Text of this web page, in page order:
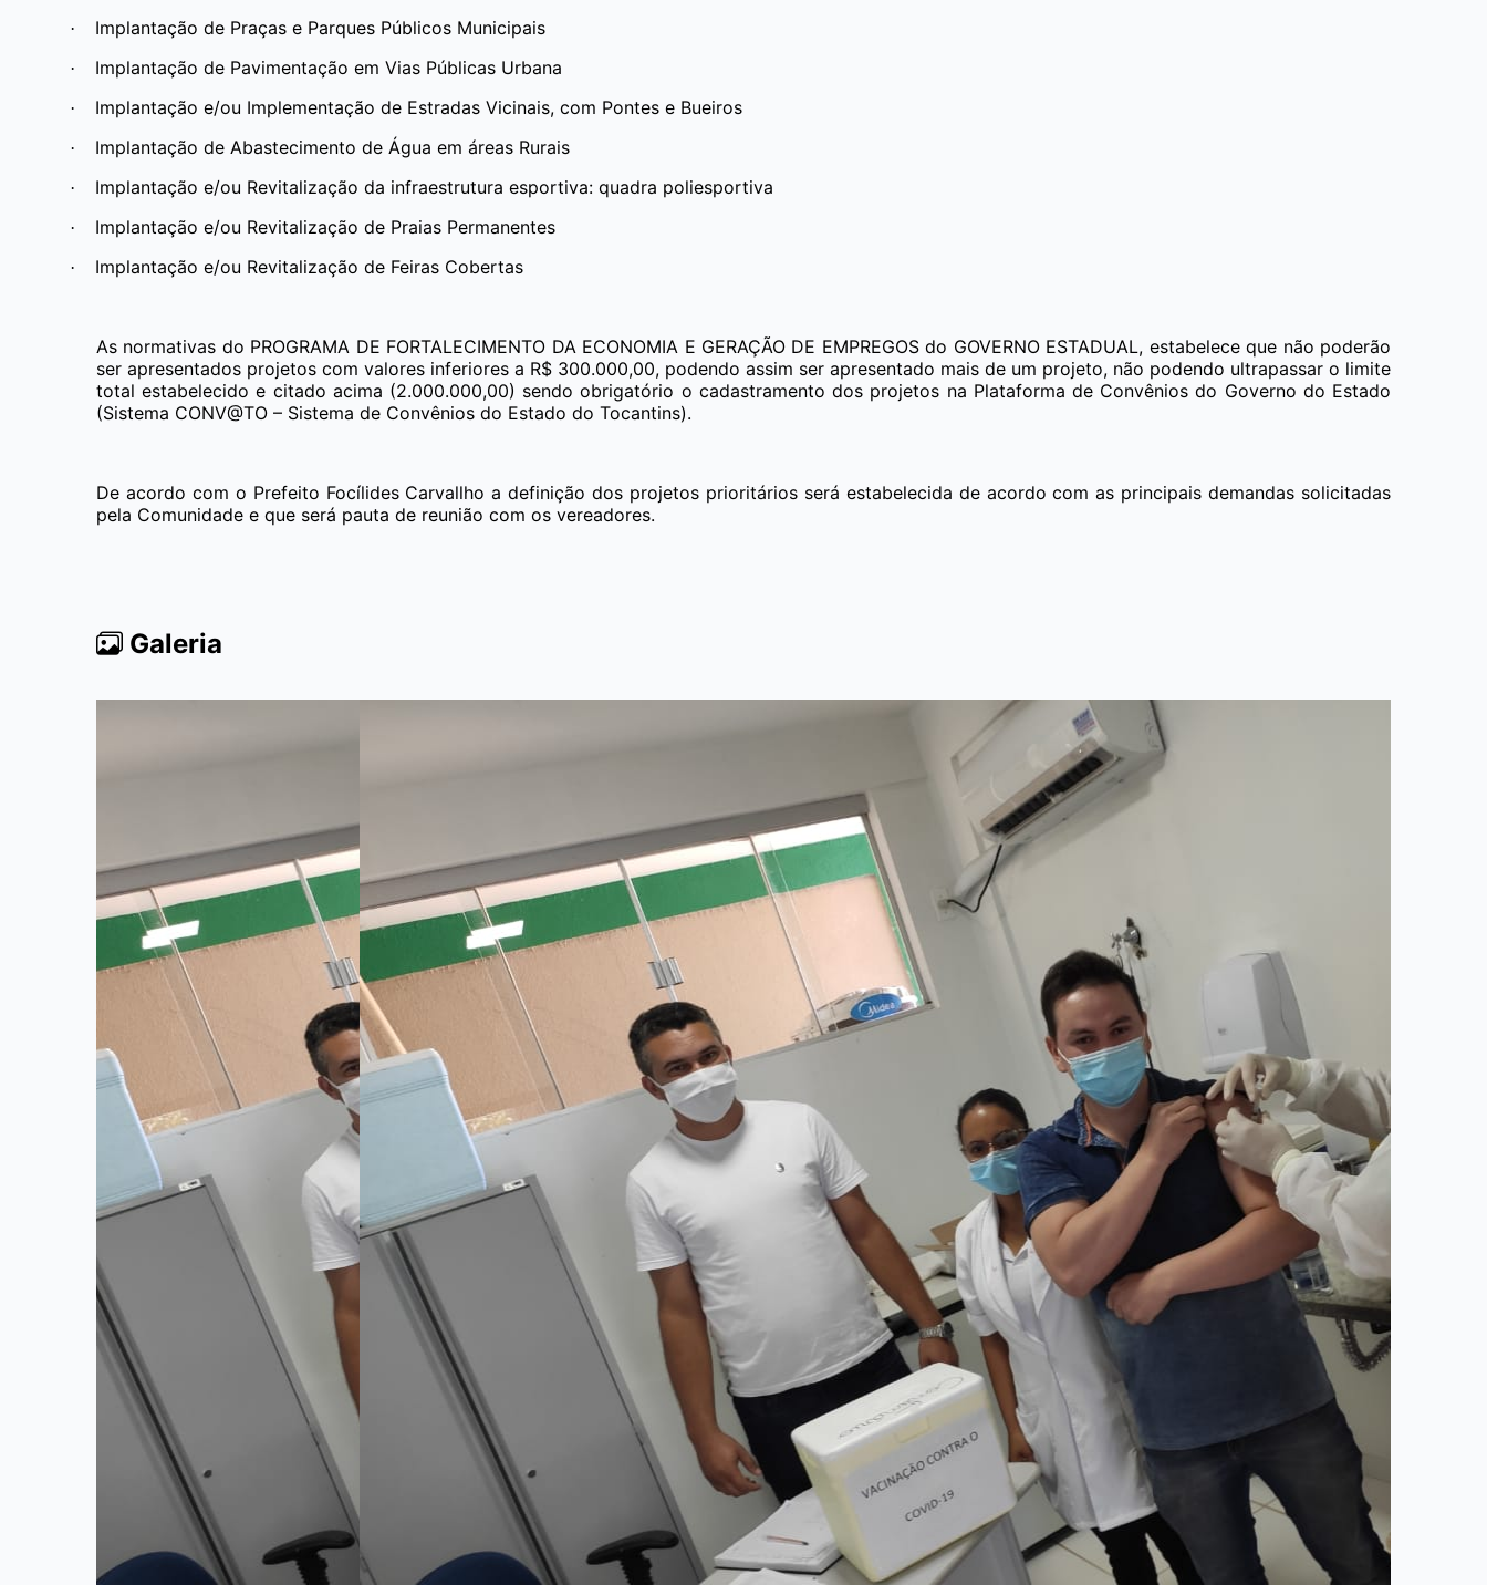
· Implantação de Praças e Parques Públicos Municipais
· Implantação de Pavimentação em Vias Públicas Urbana
· Implantação e/ou Implementação de Estradas Vicinais, com Pontes e Bueiros
· Implantação de Abastecimento de Água em áreas Rurais
· Implantação e/ou Revitalização da infraestrutura esportiva: quadra poliesportiva
· Implantação e/ou Revitalização de Praias Permanentes
· Implantação e/ou Revitalização de Feiras Cobertas
As normativas do PROGRAMA DE FORTALECIMENTO DA ECONOMIA E GERAÇÃO DE EMPREGOSdo GOVERNO ESTADUAL, estabelece que não poderão
ser apresentados projetos com valores inferiores a R$ 300.000,00, podendo assim ser apresentado mais de um projeto, não podendo ultrapassar o limite
total estabelecido e citado acima (2.000.000,00) sendo obrigatório o cadastramento dos projetos na Plataforma de Convênios do Governo do Estado
(Sistema CONV@TO – Sistema de Convênios do Estado do Tocantins).
De acordo com o Prefeito Focílides Carvallho a definição dos projetos prioritários será estabelecida de acordo com as principais demandas solicitadas
pela Comunidade e que será pauta de reunião com os vereadores.
Galeria